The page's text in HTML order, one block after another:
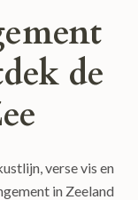
de
verse vis en
in Zeeland